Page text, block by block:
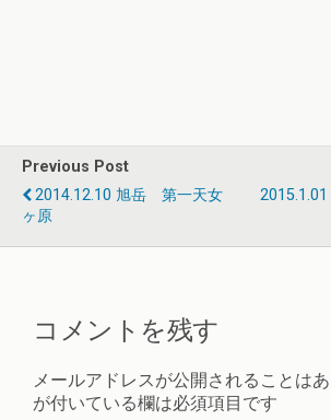
Previous Post
2014.12.10 旭岳 第一天女
ヶ原
コメントを残す
メールアドレスが公開されることはあ
が付いている欄は必須項目です